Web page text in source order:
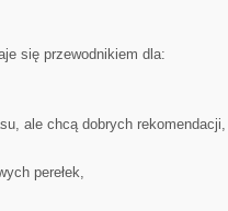
się przewodnikiem dla:
ale chcą dobrych rekomendacji,
perełek,